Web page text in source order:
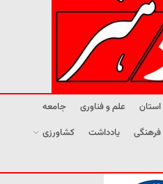
استان علم و فناوری
جامعه
یادداشت
کشاورزی